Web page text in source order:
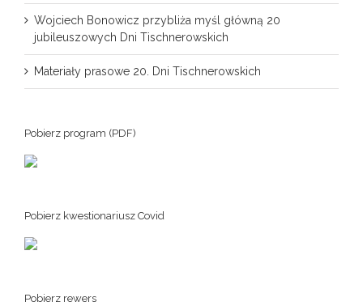
Wojciech Bonowicz przybliża myśl główną 20
jubileuszowych Dni Tischnerowskich
Materiały prasowe 20. Dni Tischnerowskich
Pobierz program (PDF)
Pobierz kwestionariusz Covid
Pobierz rewers